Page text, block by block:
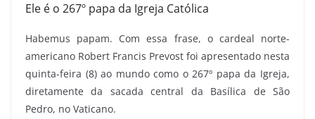
Ele é o 267º papa da Igreja Católica
Habemus papam. Com essa frase, o cardeal norte-
americano Robert Francis Prevost foi apresentado nesta
quinta-feira (8) ao mundo como o 267º papa da Igreja,
diretamente da sacada central da Basílica de São
Pedro, no Vaticano.